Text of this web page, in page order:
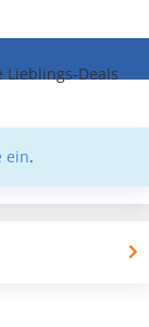
Deals
ein.